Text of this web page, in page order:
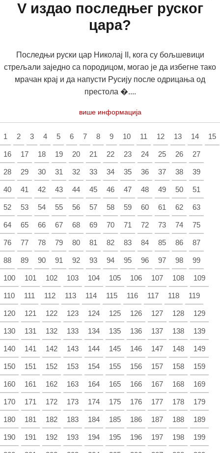
V издао последњег руског
цара?
Последњи руски цар Николај II, кога су бољшевици
стрељали заједно са породицом, могао је да избегне тако
мрачан крај и да напусти Русију после одрицања од
престола �....
више информација
1 2 3 4 5 6 7 8 9 10 11 12 13 14 15
16 17 18 19 20 21 22 23 24 25 26 27
28 29 30 31 32 33 34 35 36 37 38 39
40 41 42 43 44 45 46 47 48 49 50 51
52 53 54 55 56 57 58 59 60 61 62 63
64 65 66 67 68 69 70 71 72 73 74 75
76 77 78 79 80 81 82 83 84 85 86 87
88 89 90 91 92 93 94 95 96 97 98 99
100 101 102 103 104 105 106 107 108 109
110 111 112 113 114 115 116 117 118 119
120 121 122 123 124 125 126 127 128 129
130 131 132 133 134 135 136 137 138 139
140 141 142 143 144 145 146 147 148 149
150 151 152 153 154 155 156 157 158 159
160 161 162 163 164 165 166 167 168 169
170 171 172 173 174 175 176 177 178 179
180 181 182 183 184 185 186 187 188 189
190 191 192 193 194 195 196 197 198 199